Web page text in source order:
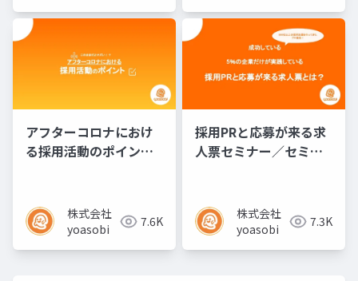
アフターコロナにおけ
る採用活動のポイント
株式会社
yoasobi
7.6K
採用PRと応募が来る求
人票セミナー／セミナ
株式会社
yoasobi
7.3K